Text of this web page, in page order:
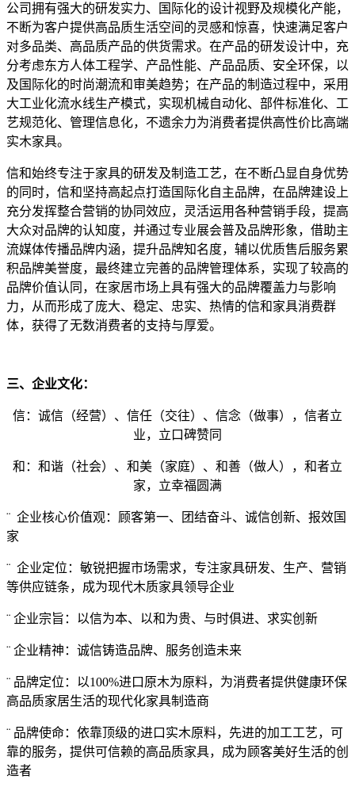
公司拥有强大的研发实力、国际化的设计视野及规模化产能，
不断为客户提供高品质生活空间的灵感和惊喜，快速满足客户
对多品类、高品质产品的供货需求。在产品的研发设计中，充
分考虑东方人体工程学、产品性能、产品品质、安全环保，以
及国际化的时尚潮流和审美趋势；在产品的制造过程中，采用
大工业化流水线生产模式，实现机械自动化、部件标准化、工
艺规范化、管理信息化，不遗余力为消费者提供高性价比高端
实木家具。
信和始终专注于家具的研发及制造工艺，在不断凸显自身优势
的同时，信和坚持高起点打造国际化自主品牌，在品牌建设上
充分发挥整合营销的协同效应，灵活运用各种营销手段，提高
大众对品牌的认知度，并通过专业展会普及品牌形象，借助主
流媒体传播品牌内涵，提升品牌知名度，辅以优质售后服务累
积品牌美誉度，最终建立完善的品牌管理体系，实现了较高的
品牌价值认同，在家居市场上具有强大的品牌覆盖力与影响
力，从而形成了庞大、稳定、忠实、热情的信和家具消费群
体，获得了无数消费者的支持与厚爱。
三、企业文化：
信：诚信（经营）、信任（交往）、信念（做事），信者立
业，立口碑赞同
和：和谐（社会）、和美（家庭）、和善（做人），和者立
家，立幸福圆满
¨ 企业核心价值观：顾客第一、团结奋斗、诚信创新、报效国
家
¨ 企业定位：敏锐把握市场需求，专注家具研发、生产、营销
等供应链条，成为现代木质家具领导企业
¨ 企业宗旨：以信为本、以和为贵、与时俱进、求实创新
¨ 企业精神：诚信铸造品牌、服务创造未来
¨ 品牌定位：以100%进口原木为原料，为消费者提供健康环保
高品质家居生活的现代化家具制造商
¨ 品牌使命：依靠顶级的进口实木原料，先进的加工工艺，可
靠的服务，提供可信赖的高品质家具，成为顾客美好生活的创
造者